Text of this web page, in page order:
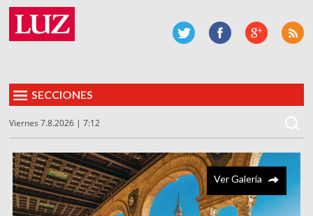
SECCIONES
Viernes 7.8.2026 | 7:12
Ver Galería